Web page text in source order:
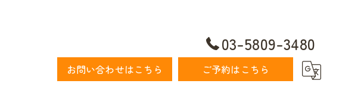
03-5809-3480
お問い合わせはこちら ご予約はこちら